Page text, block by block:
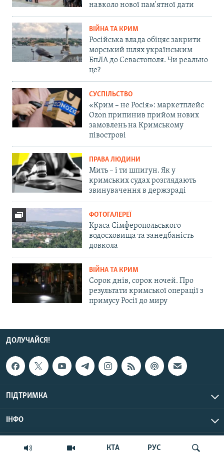
КТА РУС
навколо нової пам'ятної дати
ВІЙНА ТА КРИМ
Російська влада обіцяє закрити
морський шлях українським
БпЛА до Севастополя. Чи реально
це?
СУСПІЛЬСТВО
«Крим – не Росія»: маркетплейс
Ozon припинив прийом нових
замовлень на Кримському
півострові
ПРАВА ЛЮДИНИ
Мить – і ти шпигун. Як у
кримських судах розглядають
звинувачення в держзраді
ФОТОГАЛЕРЕЇ
Краса Сімферопольського
водосховища та занедбаність
довкола
ВІЙНА ТА КРИМ
Сорок днів, сорок ночей. Про
результати кримської операції з
примусу Росії до миру
ДОЛУЧАЙСЯ!
ПІДТРИМКА
ІНФО
© Крим.Реалії, 2026 | Усі права застережено.